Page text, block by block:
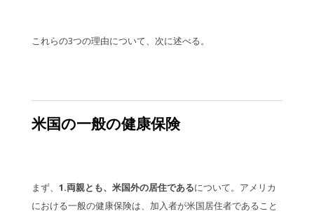
これらの3つの理由について、次に述べる。
米国の一般の健康保険
まず、 1.両親とも、米国外の居住であるについて。アメリカ
における一般の健康保険は、加入者が米国居住者であること